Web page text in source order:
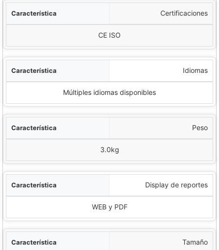
Certificaciones
CE ISO
Idiomas
Múltiples idiomas disponibles
Peso
3.0kg
Display de reportes
WEB y PDF
Tamaño